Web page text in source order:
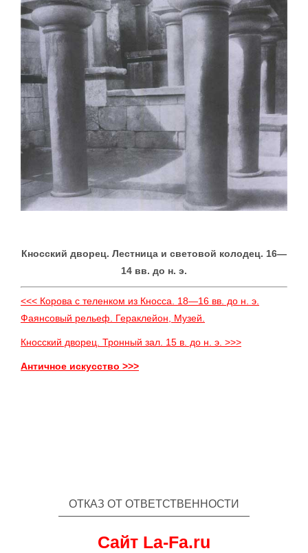
Кносский дворец. Лестница и световой колодец. 16—
14 вв. до н. э.
<<< Корова с теленком из Кносса. 18—16 вв. до н. э.
Фаянсовый рельеф. Гераклейон, Музей.
Кносский дворец. Тронный зал. 15 в. до н. э. >>>
Античное искусство >>>
ОТКАЗ ОТ ОТВЕТСТВЕННОСТИ
Сайт La-Fa.ru